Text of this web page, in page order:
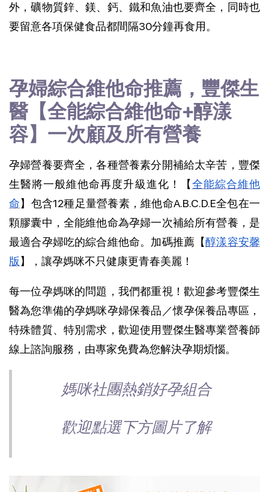
外，礦物質鋅、鎂、鈣、鐵和魚油也要齊全，同時也
要留意各項保健食品都間隔30分鐘再食用。
孕婦綜合維他命推薦，豐傑生
醫【全能綜合維他命+醇漾
容】一次顧及所有營養
孕婦營養要齊全，各種營養素分開補給太辛苦，豐傑
生醫將一般維他命再度升級進化！【全能綜合維他
命】包含12種足量營養素，維他命A.B.C.D.E全包在一
顆膠囊中，全能維他命為孕婦一次補給所有營養，是
最適合孕婦吃的綜合維他命。加碼推薦【醇漾容安馨
版 】，讓孕媽咪不只健康更青春美麗！
每一位孕媽咪的問題，我們都重視！歡迎參考豐傑生
醫為您準備的孕媽咪孕婦保養品／懷孕保養品專區，
特殊體質、特別需求，歡迎使用豐傑生醫專業營養師
線上諮詢服務，由專家免費為您解決孕期煩惱。
媽咪社團熱銷好孕組合
歡迎點選下方圖片了解